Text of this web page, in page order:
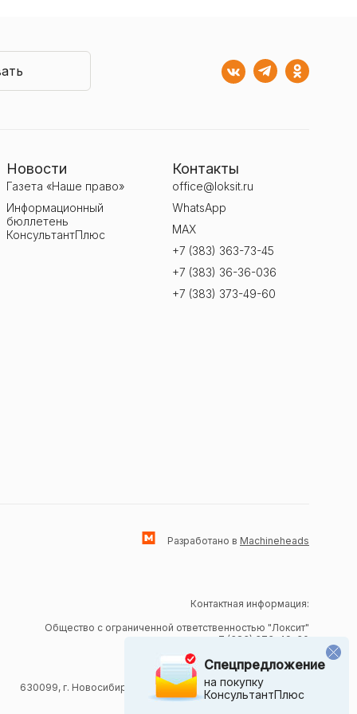
Новости
Газета «Наше право»
Информационный
бюллетень
КонсультантПлюс
Контакты
office@loksit.ru
WhatsApp
MAX
+7 (383) 363-73-45
+7 (383) 36-36-036
+7 (383) 373-49-60
Разработано в Machineheads
Контактная информация:
Общество с ограниченной ответственностью "Локсит"
тел.: +7 (383) 373-49-30
ИНН: 5407957868
ОГРН: 1165476161410
630099, г. Новосибирск, Вокзальная магистраль, 15, оф. 625
Спецпредложение
на покупку
КонсультантПлюс